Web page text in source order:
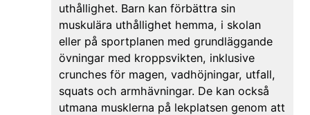
uthållighet. Barn kan förbättra sin
muskulära uthållighet hemma, i skolan
eller på sportplanen med grundläggande
övningar med kroppsvikten, inklusive
crunches för magen, vadhöjningar, utfall,
squats och armhävningar. De kan också
utmana musklerna på lekplatsen genom att